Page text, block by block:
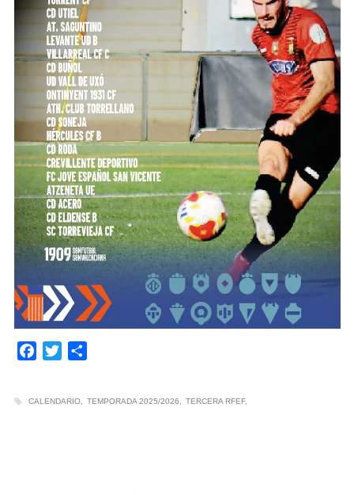
Facebook
Twitter
CALENDARIO TEMPORADA 2025/2026 TERCERA RFEF